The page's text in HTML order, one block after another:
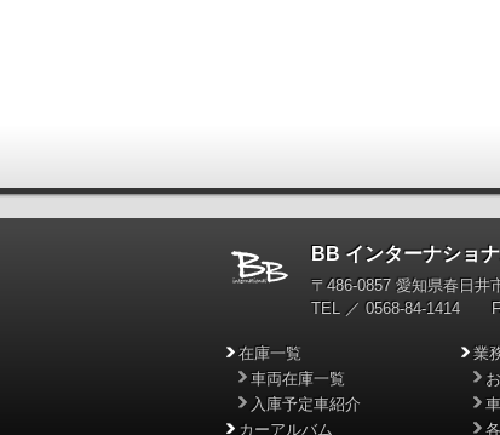
BB インターナショ
〒486-0857 愛知県春日井
TEL ／ 0568-84-1414
在庫一覧
車両在庫一覧
入庫予定車紹介
カーアルバム
業